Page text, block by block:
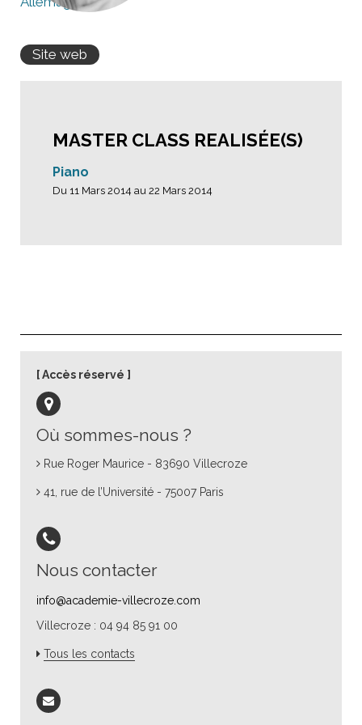
Site web
MASTER CLASS REALISÉE(S)
Piano
Du 11 Mars 2014 au 22 Mars 2014
Où sommes-nous ?
Rue Roger Maurice - 83690 Villecroze
41, rue de l’Université - 75007 Paris
Nous contacter
info@academie-villecroze.com
Villecroze : 04 94 85 91 00
Tous les contacts
Accès réservé